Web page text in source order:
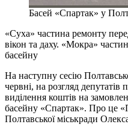
Басей «Спартак» у
«Суха» частина ремонту
вікон та даху. «Мокра»
басейну
На наступну сесію
червні, на розгляд
виділення коштів на
басейну «Спартак». Про це
Полтавської міськради